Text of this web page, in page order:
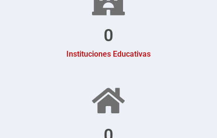
0
Instituciones Educativas